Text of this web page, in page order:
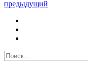
предыдущий